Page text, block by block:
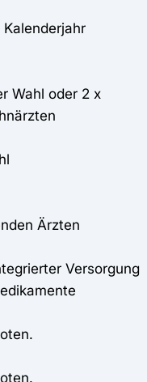
Wahl oder 2 x
Ärzten
Versorgung